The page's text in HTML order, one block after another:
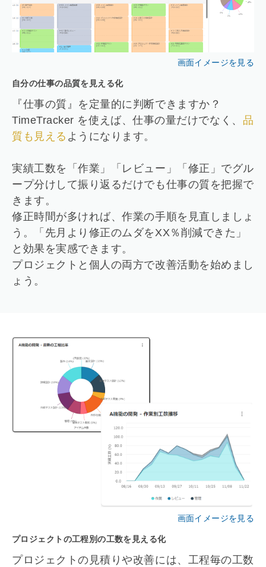
画面イメージを見る
自分の仕事の品質を見える化
『仕事の質』を定量的に判断できますか？
TimeTracker を使えば、仕事の量だけでなく、 品
質も見える ようになります。
実績工数を「作業」「レビュー」「修正」でグル
ープ分けして振り返るだけでも仕事の質を把握で
きます。
修正時間が多ければ、作業の手順を見直しましょ
う。「先月より修正のムダをXX％削減できた」
と効果を実感できます。
プロジェクトと個人の両方で改善活動を始めまし
ょう。
画面イメージを見る
プロジェクトの工程別の工数を見える化
プロジェクトの見積りや改善には、工程毎の工数